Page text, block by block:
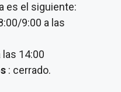
es el siguiente:
9:00 a las
las 14:00
: cerrado.